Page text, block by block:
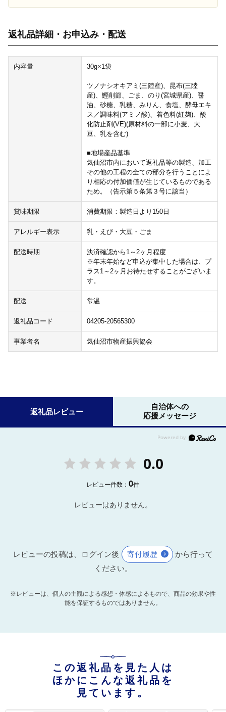
返礼品詳細・お申込み・配送
内容量 30g×1袋
ツノナシオキアミ(三陸産)、昆布(三陸
産)、鰹削節、ごま、のり(宮城県産)、醤
油、砂糖、乳糖、みりん、食塩、酵母エキ
ス／調味料(アミノ酸)、着色料(紅麹)、酸
化防止剤(VE)(原材料の一部に小麦、大
豆、乳を含む)
■地場産品基準
気仙沼市内において返礼品等の製造、加工
その他の工程の全ての部分を行うことによ
り相応の付加価値が生じているものである
ため。（告示第５条第３号に該当）
賞味期限 消費期限：製造日より150日
アレルギー表示 乳・えび・大豆・ごま
配送時期
決済確認から1～2ヶ月程度
※年末年始など申込が集中した場合は、プ
ラス1～2ヶ月お待たせすることがございま
す。
配送 常温
返礼品コード 04205-20565300
事業者名 気仙沼市物産振興協会
返礼品レビュー
自治体への
応援メッセージ
0.0
レビュー件数：0件
レビューはありません。
レビューの投稿は、ログイン後 寄付履歴
から行って
ください。
※レビューは、個人の主観による感想・体感によるもので、商品の効果や性
能を保証するものではありません。
この返礼品を見た人は
ほかにこんな返礼品を
見ています。